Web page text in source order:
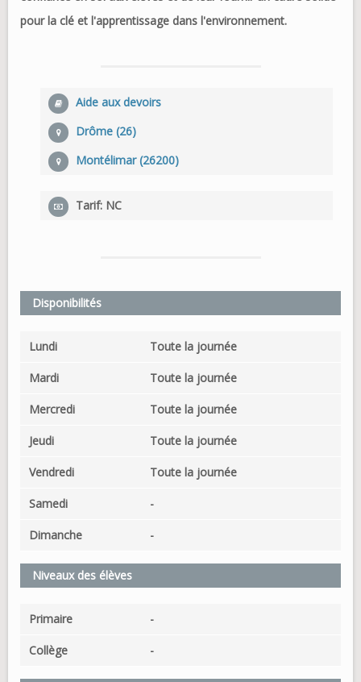
pour la clé et l'apprentissage dans l'environnement.
Aide aux devoirs
Drôme (26)
Montélimar (26200)
Tarif: NC
Disponibilités
Lundi Toute la journée
Mardi Toute la journée
Mercredi Toute la journée
Jeudi Toute la journée
Vendredi Toute la journée
Samedi -
Dimanche -
Niveaux des élèves
Primaire -
Collège -